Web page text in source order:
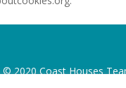
2020 Coast Houses